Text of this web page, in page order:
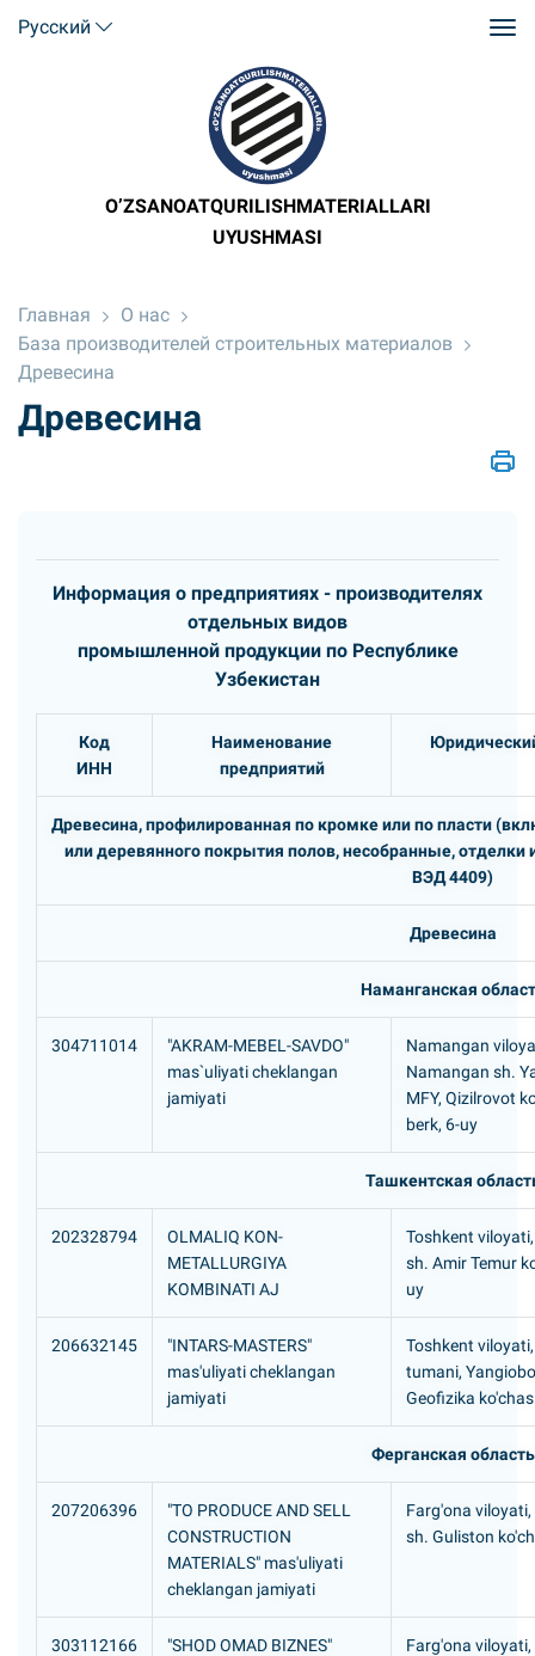
Русский
O’ZSANOATQURILISHMATERIALLARI
UYUSHMASI
Главная
О нас
База производителей строительных материалов
Древесина
Древесина
Информация о предприятиях - производителях
отдельных видов
промышленной продукции по Республике
Узбекистан
Код
ИНН
Наименование
предприятий
Древесина, профилированная по кромке или по пласти
или деревянного покрытия полов, несобранные,
ВЭД 4409)
Древесина
Наманганская
304711014
"AKRAM-MEBEL-SAVDO"
mas`uliyati cheklangan
jamiyati
Namangan
Namangan sh.
MFY, Qizilrovot
berk, 6-uy
Ташкентская
202328794
OLMALIQ KON-
METALLURGIYA
KOMBINATI AJ
Toshkent
sh. Amir Temur
uy
206632145
"INTARS-MASTERS"
mas'uliyati cheklangan
jamiyati
Toshkent
tumani,
Geofizika
Ферганская область
207206396
"TO PRODUCE AND SELL
CONSTRUCTION
MATERIALS" mas'uliyati
cheklangan jamiyati
Farg'ona
sh. Guliston
303112166
"SHOD OMAD BIZNES"
Farg'ona